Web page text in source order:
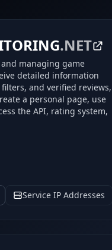
.NET
managing game
detailed information
and verified reviews,
a personal page, use
the API, rating system,
Service IP Addresses